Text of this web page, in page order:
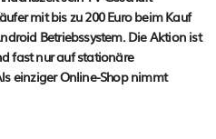
mit bis zu 200 Euro beim Kauf
Betriebssystem. Die Aktion ist
fast nur auf stationäre
einziger Online-Shop nimmt